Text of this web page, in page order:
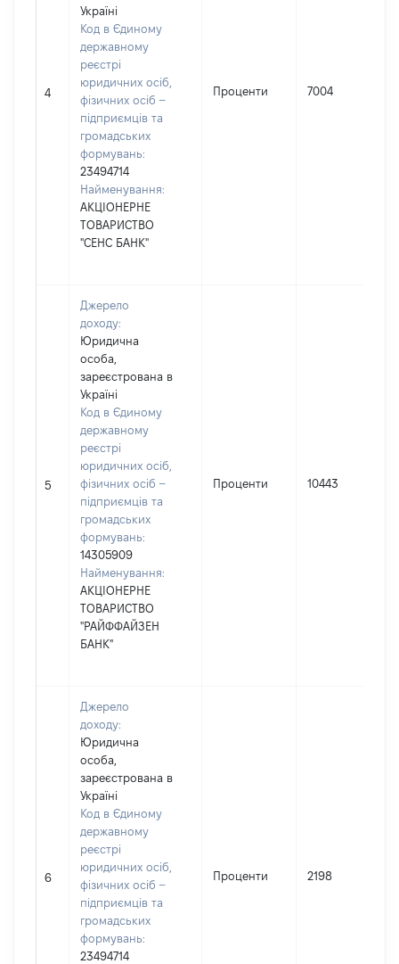
4
Україні
Код в Єдиному
державному
реєстрі
юридичних осіб,
фізичних осіб –
підприємців та
громадських
формувань:
23494714
Найменування:
АКЦІОНЕРНЕ
ТОВАРИСТВО
"СЕНС БАНК"
Проценти 7004
5
Джерело
доходу:
Юридична
особа,
зареєстрована в
Україні
Код в Єдиному
державному
реєстрі
юридичних осіб,
фізичних осіб –
підприємців та
громадських
формувань:
14305909
Найменування:
АКЦІОНЕРНЕ
ТОВАРИСТВО
"РАЙФФАЙЗЕН
БАНК"
Проценти 10443
6
Джерело
доходу:
Юридична
особа,
зареєстрована в
Україні
Код в Єдиному
державному
реєстрі
юридичних осіб,
фізичних осіб –
підприємців та
громадських
формувань:
23494714
Проценти 2198